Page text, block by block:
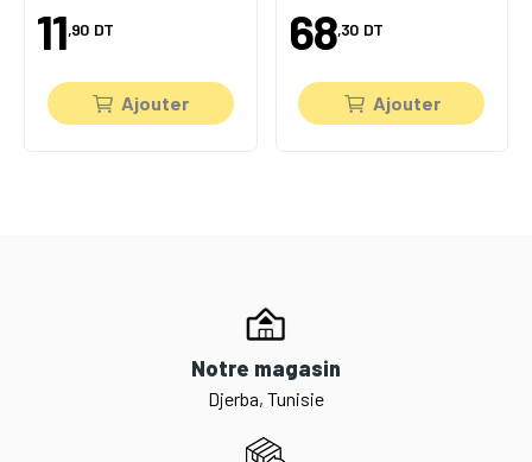
11,90 DT
Ajouter
68,30 DT
Ajouter
Notre magasin
Djerba, Tunisie